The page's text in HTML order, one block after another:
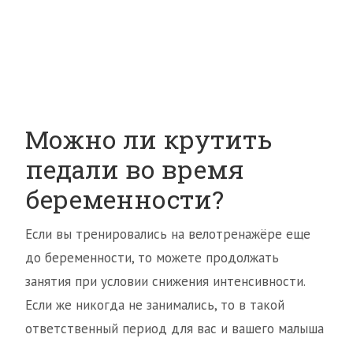
Можно ли крутить
педали во время
беременности?
Если вы тренировались на велотренажёре еще
до беременности, то можете продолжать
занятия при условии снижения интенсивности.
Если же никогда не занимались, то в такой
ответственный период для вас и вашего малыша